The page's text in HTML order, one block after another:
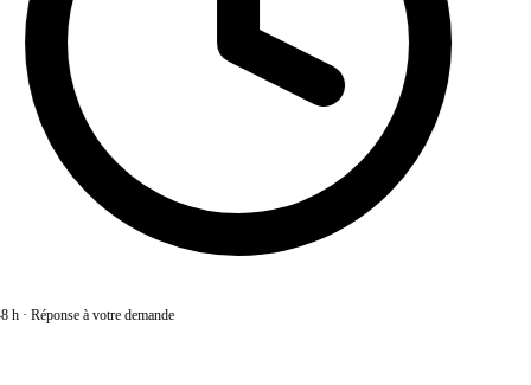
h·Réponse à votre demande